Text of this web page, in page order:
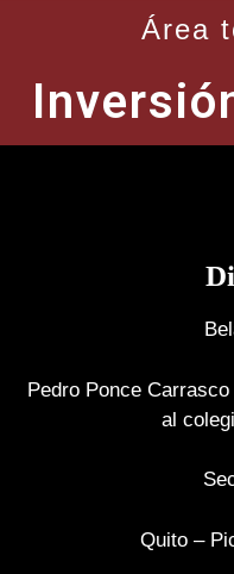
Área
Pedro Ponce
al
Quito –